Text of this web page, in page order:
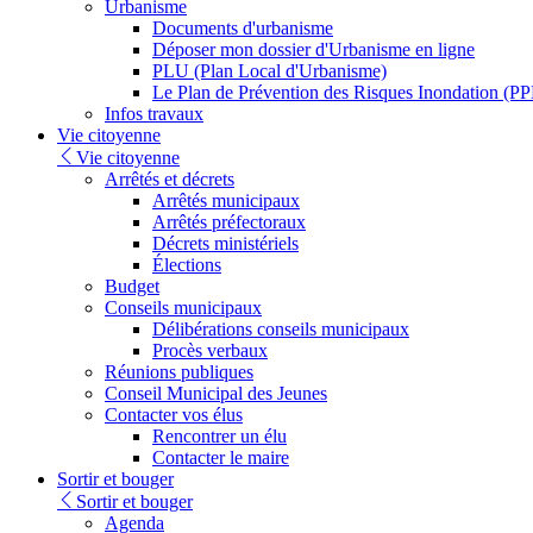
Urbanisme
Documents d'urbanisme
Déposer mon dossier d'Urbanisme en ligne
PLU (Plan Local d'Urbanisme)
Le Plan de Prévention des Risques Inondation
Infos travaux
Vie citoyenne
Vie citoyenne
Arrêtés et décrets
Arrêtés municipaux
Arrêtés préfectoraux
Décrets ministériels
Élections
Budget
Conseils municipaux
Délibérations conseils municipaux
Procès verbaux
Réunions publiques
Conseil Municipal des Jeunes
Contacter vos élus
Rencontrer un élu
Contacter le maire
Sortir et bouger
Sortir et bouger
Agenda